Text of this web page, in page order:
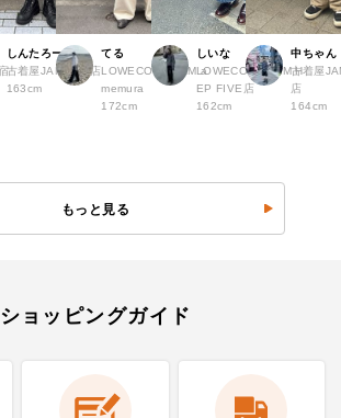
しんたろー
古着屋JAM 仙台店
163cm
てる
LOWECO by JAM a
memura
172cm
しいな
LOWECO by JAM H
EP FIVE店
162cm
中ちゃん
古着屋
店
164cm
もっと見る
ショッピングガイド